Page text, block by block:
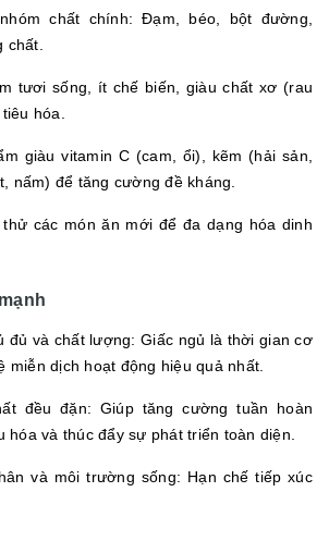
chất chính: Đạm, béo, bột đường,
chất.
tươi sống, ít chế biến, giàu chất xơ (rau
hóa.
giàu vitamin C (cam, ổi), kẽm (hải sản,
nấm) để tăng cường đề kháng.
các món ăn mới để đa dạng hóa dinh
đủ và chất lượng: Giấc ngủ là thời gian cơ
miễn dịch hoạt động hiệu quả nhất.
đều đặn: Giúp tăng cường tuần hoàn
hóa và thúc đẩy sự phát triển toàn diện.
và môi trường sống: Hạn chế tiếp xúc